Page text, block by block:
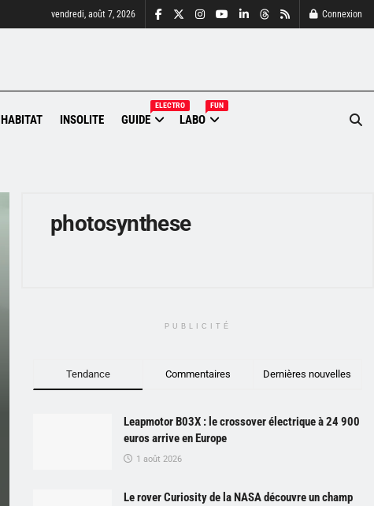
vendredi, août 7, 2026 Connexion
HABITAT INSOLITE GUIDE
ELECTRO
LABO
FUN
photosynthese
PUBLICITÉ
Tendance Commentaires Dernières nouvelles
Leapmotor B03X : le crossover électrique à 24 900
euros arrive en Europe
1 août 2026
Le rover Curiosity de la NASA découvre un champ